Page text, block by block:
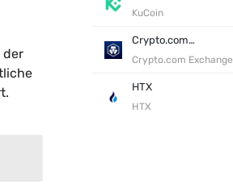
der
KuCoin
Crypto.com Exchange
Crypto.com Exchange
HTX
HTX